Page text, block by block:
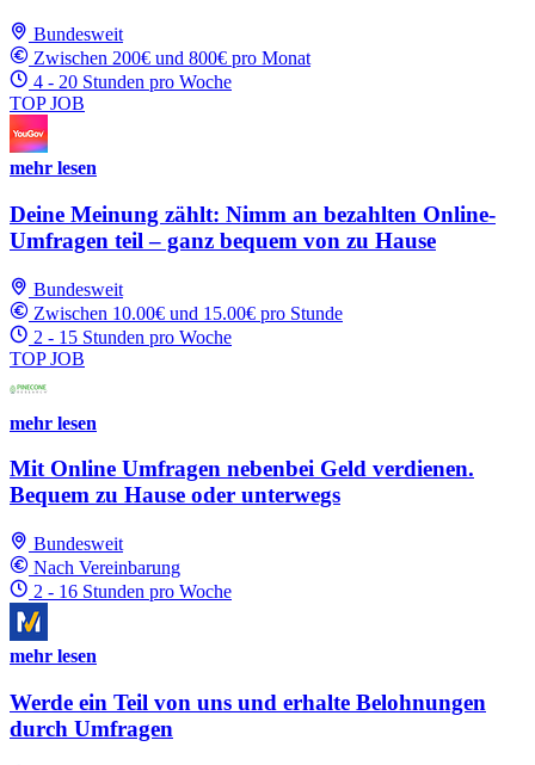
Bundesweit
Zwischen 200€ und 800€ pro Monat
4 - 20 Stunden pro Woche
TOP JOB
mehr lesen
Deine Meinung zählt: Nimm an bezahlten Online-
Umfragen teil – ganz bequem von zu Hause
Bundesweit
Zwischen 10.00€ und 15.00€ pro Stunde
2 - 15 Stunden pro Woche
TOP JOB
mehr lesen
Mit Online Umfragen nebenbei Geld verdienen.
Bequem zu Hause oder unterwegs
Bundesweit
Nach Vereinbarung
2 - 16 Stunden pro Woche
mehr lesen
Werde ein Teil von uns und erhalte Belohnungen
durch Umfragen